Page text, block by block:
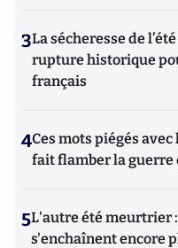
3La sécheresse de
rupture historique
français
4Ces mots piégés
fait flamber la guerre
5L'autre été meurtrier
s'enchaînent encore